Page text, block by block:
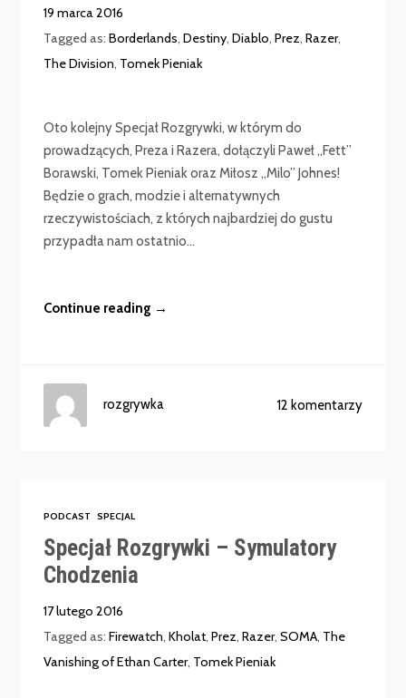
19 marca 2016
Tagged as:Borderlands,Destiny,Diablo,Prez,Razer,
The Division, Tomek Pieniak
Oto kolejny Specjał Rozgrywki, w którym do
prowadzących, Preza i Razera, dołączyli Paweł „Fett”
Borawski, Tomek Pieniak oraz Miłosz „Milo” Johnes!
Będzie o grach, modzie i alternatywnych
rzeczywistościach, z których najbardziej do gustu
przypadła nam ostatnio...
Continue reading →
12 komentarzy
rozgrywka
PODCAST SPECJAL
Specjał Rozgrywki – Symulatory
Chodzenia
17 lutego 2016
Tagged as:Firewatch,Kholat,Prez,Razer,SOMA, The
Vanishing of Ethan Carter, Tomek Pieniak